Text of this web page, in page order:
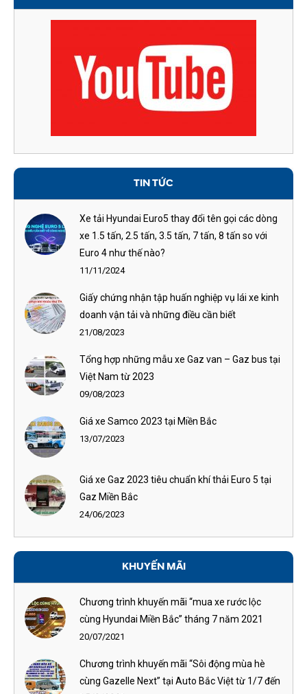
TIN TỨC
Xe tải Hyundai Euro5 thay đổi tên gọi các dòng
xe 1.5 tấn, 2.5 tấn, 3.5 tấn, 7 tấn, 8 tấn so với
Euro 4 như thế nào?
11/11/2024
Giấy chứng nhận tập huấn nghiệp vụ lái xe kinh
doanh vận tải và những điều cần biết
21/08/2023
Tổng hợp những mẫu xe Gaz van – Gaz bus tại
Việt Nam từ 2023
09/08/2023
Giá xe Samco 2023 tại Miền Bắc
13/07/2023
Giá xe Gaz 2023 tiêu chuẩn khí thải Euro 5 tại
Gaz Miền Bắc
24/06/2023
KHUYẾN MÃI
Chương trình khuyến mãi “mua xe rước lộc
cùng Hyundai Miền Bắc” tháng 7 năm 2021
20/07/2021
Chương trình khuyến mãi “Sôi động mùa hè
cùng Gazelle Next” tại Auto Bắc Việt từ 1/7 đến